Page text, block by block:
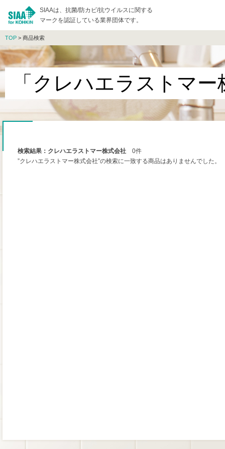
SIAAは、抗菌/防カビ/抗ウイルスに関する
マークを認証している業界団体です。
TOP > 商品検索
「クレハエラストマ
検索結果：クレハエラストマー株式会社 0件
”クレハエラストマー株式会社”の検索に一致する商品はありませんでした。